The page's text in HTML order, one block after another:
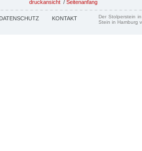
druckansicht / Seitenanfang
KONTAKT
Der Stolperstein
Stein in Hamburg